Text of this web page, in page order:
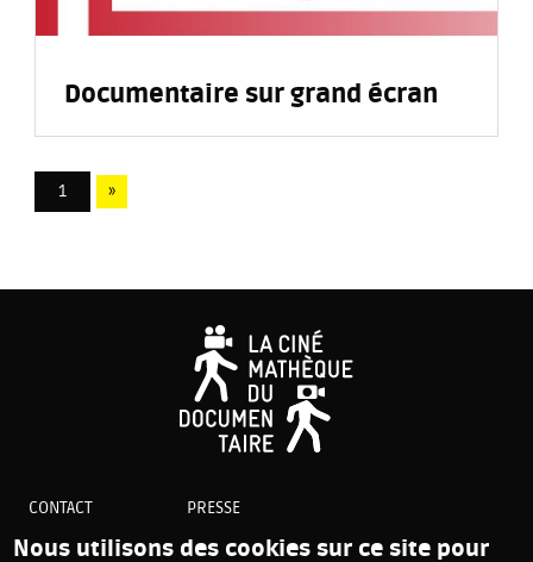
Documentaire sur grand écran
Pagination
Page
courante
1
Dernière
»
CONTACT
PLAN DU SITE
PRESSE
Nous utilisons des cookies sur ce site pour